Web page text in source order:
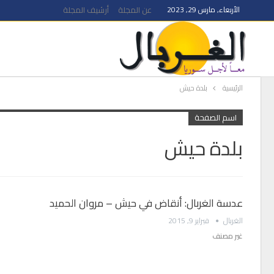
الأربعاء, مارس 29, 2023 عن المجلة أرشيف المجلة
الرئيسية بلدة حيش
اسم الصفحة
بلدة حيش
عدسة الغربال: أنقاض في حيش – مروان الحميد
الغربال
فبراير 9, 2015
غير مصنف